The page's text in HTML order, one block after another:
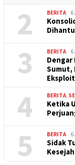
2 BERITA 6
3 BERITA 6
Dengar
Sumut,
4 BERITA,
Ketika
5 BERITA 6
Sidak